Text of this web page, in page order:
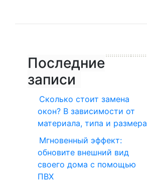
Последние
записи
Сколько стоит замена
окон? В зависимости от
материала, типа и размера
Мгновенный эффект:
обновите внешний вид
своего дома с помощью
ПВХ